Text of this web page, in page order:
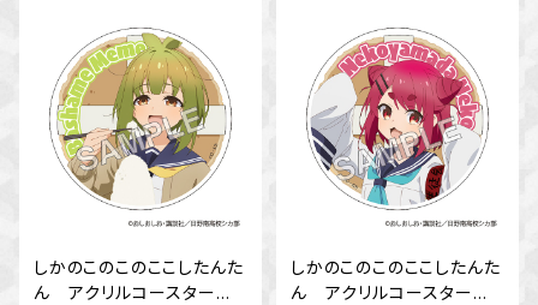
しかのこのこのここしたんた
ん アクリルコースター
しかのこのこのここしたんた
ん アクリルコースター